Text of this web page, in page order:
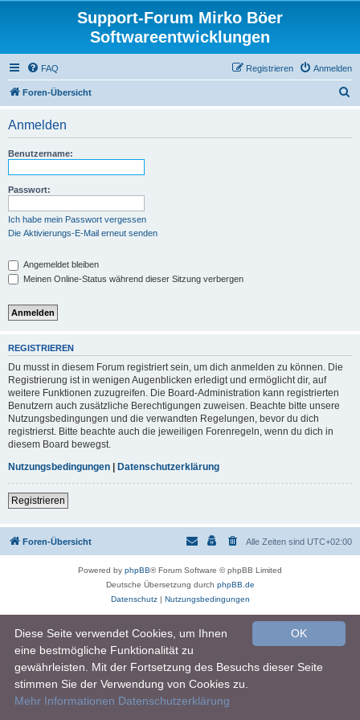
Support-Forum Mirko Böer
Softwareentwicklungen
FAQ Anmelden
Registrieren
Foren-Übersicht
Anmelden
Benutzername:
Passwort:
Ich habe mein Passwort vergessen
Die Aktivierungs-E-Mail erneut senden
Angemeldet bleiben
Meinen Online-Status während dieser Sitzung verbergen
REGISTRIEREN
Du musst in diesem Forum registriert sein, um dich anmelden zu können. Die
Registrierung ist in wenigen Augenblicken erledigt und ermöglicht dir, auf
weitere Funktionen zuzugreifen. Die Board-Administration kann registrierten
Benutzern auch zusätzliche Berechtigungen zuweisen. Beachte bitte unsere
Nutzungsbedingungen und die verwandten Regelungen, bevor du dich
registrierst. Bitte beachte auch die jeweiligen Forenregeln, wenn du dich in
diesem Board bewegst.
Nutzungsbedingungen | Datenschutzerklärung
Registrieren
Foren-Übersicht Alle Zeiten sind UTC+02:00
Powered by phpBB® Forum Software © phpBB Limited
Deutsche Übersetzung durch phpBB.de
Datenschutz| Nutzungsbedingungen
OK
Diese Seite verwendet Cookies, um Ihnen
eine bestmögliche Funktionalität zu
gewährleisten. Mit der Fortsetzung des Besuchs dieser Seite
stimmen Sie der Verwendung von Cookies zu.
Mehr Informationen Datenschutzerklärung